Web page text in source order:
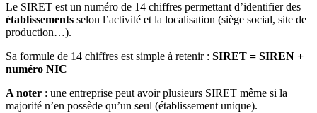
Le SIRET est un numéro de 14 chiffres permettant d’identifier des
établissements selon l’activité et la localisation (siège social, site de
production…).
Sa formule de 14 chiffres est simple à retenir : SIRET = SIREN +
numéro NIC
A noter : une entreprise peut avoir plusieurs SIRET même si la
majorité n’en possède qu’un seul (établissement unique).